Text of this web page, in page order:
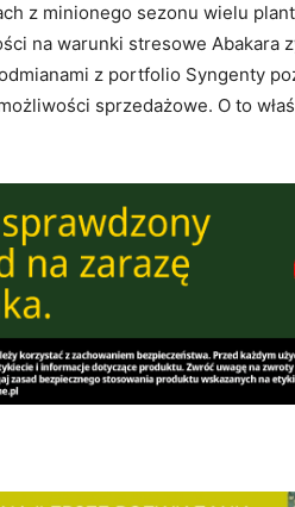
z minionego sezonu wielu
na warunki stresowe Abakara
z portfolio Syngenty
sprzedażowe. O to